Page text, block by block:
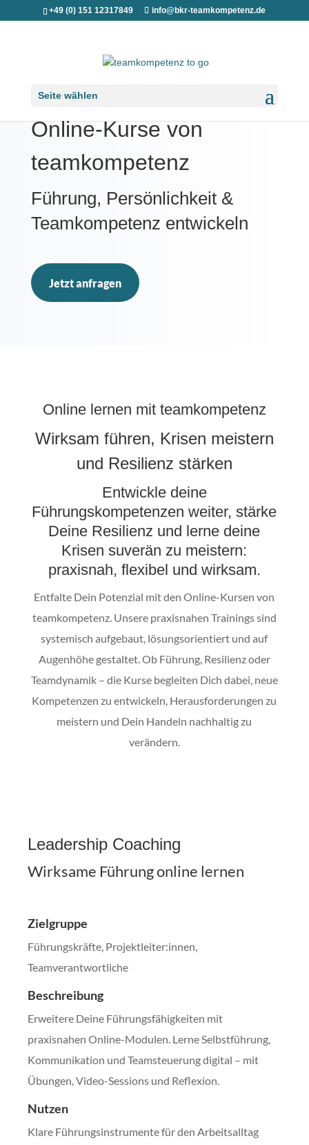
+49 (0) 151 12317849 info@bkr-teamkompetenz.de
Seite wählen
Online-Kurse von
teamkompetenz
Führung, Persönlichkeit &
Teamkompetenz entwickeln
Jetzt anfragen
Online lernen mit teamkompetenz
Wirksam führen, Krisen meistern
und Resilienz stärken
Entwickle deine
Führungskompetenzen weiter, stärke
Deine Resilienz und lerne deine
Krisen suverän zu meistern:
praxisnah, flexibel und wirksam.
Entfalte Dein Potenzial mit den Online-Kursen von
teamkompetenz. Unsere praxisnahen Trainings sind
systemisch aufgebaut, lösungsorientiert und auf
Augenhöhe gestaltet. Ob Führung, Resilienz oder
Teamdynamik – die Kurse begleiten Dich dabei, neue
Kompetenzen zu entwickeln, Herausforderungen zu
meistern und Dein Handeln nachhaltig zu
verändern.
Leadership Coaching
Wirksame Führung online lernen
Zielgruppe
Führungskräfte, Projektleiter:innen,
Teamverantwortliche
Beschreibung
Erweitere Deine Führungsfähigkeiten mit
praxisnahen Online-Modulen. Lerne Selbstführung,
Kommunikation und Teamsteuerung digital – mit
Übungen, Video-Sessions und Reflexion.
Nutzen
Klare Führungsinstrumente für den Arbeitsalltag